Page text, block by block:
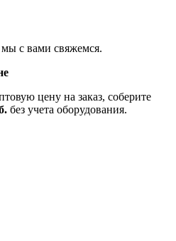
с вами свяжемся.
цену на заказ, соберите
без учета оборудования.